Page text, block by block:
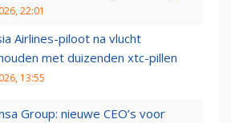
22:01
Airlines-piloot na vlucht
met duizenden xtc-pillen
13:55
Group: nieuwe CEO’s voor